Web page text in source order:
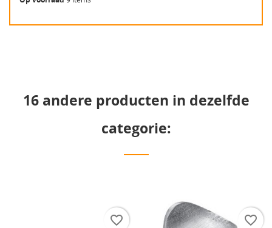
16 andere producten in dezelfde
categorie:
favorite_border favorite_border